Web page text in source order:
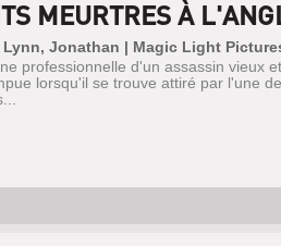
MEURTRES À
Lynn, Jonathan | Magic Light
professionnelle d'un assassin vieux
lorsqu'il se trouve attiré par l'une